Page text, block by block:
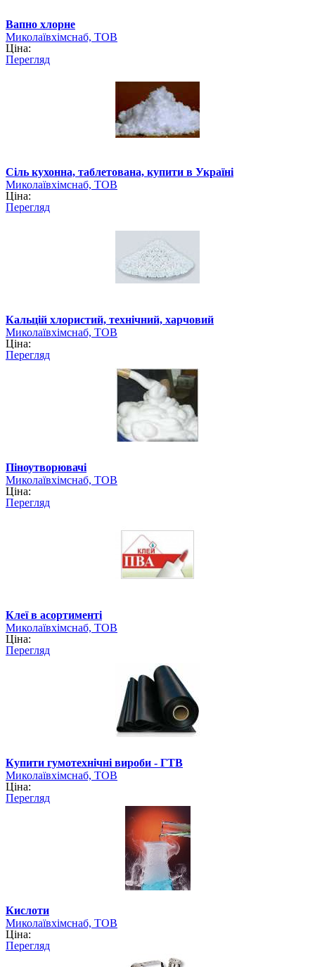
Вапно хлорне
Миколаївхімснаб, ТОВ
Ціна:
Перегляд
Сіль кухонна, таблетована, купити в Україні
Миколаївхімснаб, ТОВ
Ціна:
Перегляд
Кальцій хлористий, технічний, харчовий
Миколаївхімснаб, ТОВ
Ціна:
Перегляд
Піноутворювачі
Миколаївхімснаб, ТОВ
Ціна:
Перегляд
Клеї в асортименті
Миколаївхімснаб, ТОВ
Ціна:
Перегляд
Купити гумотехнічні вироби - ГТВ
Миколаївхімснаб, ТОВ
Ціна:
Перегляд
Кислоти
Миколаївхімснаб, ТОВ
Ціна:
Перегляд